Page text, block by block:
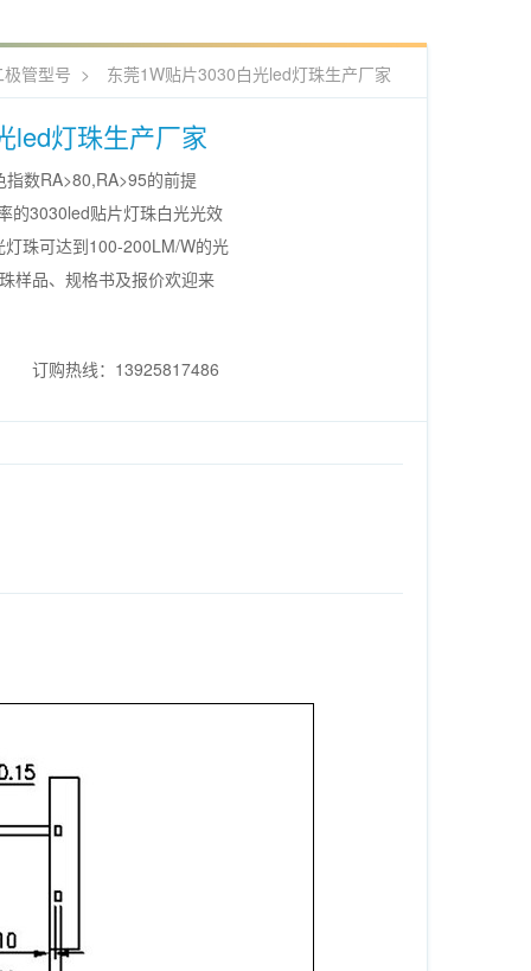
管型号 > 东莞1W贴片3030白光led灯珠生产厂家
led灯珠生产厂家
数RA>80,RA>95的前提
的3030led贴片灯珠白光光效
珠可达到100-200LM/W的光
样品、规格书及报价欢迎来
订购热线：13925817486